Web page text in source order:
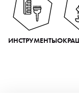
ИНСТРУМЕНТЫ